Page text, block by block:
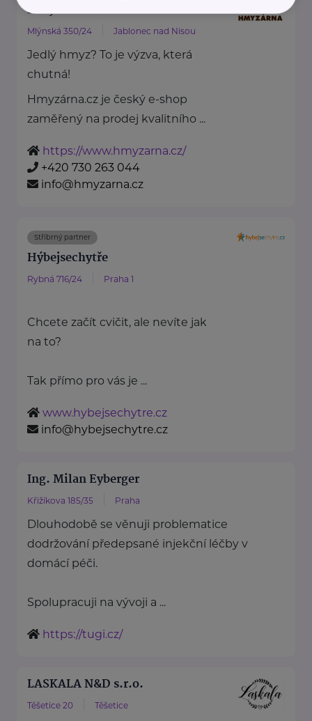
Hmyzárna.cz
Mlýnská 350/24 Jablonec nad Nisou
Jedlý hmyz? To je výzva, která
chutná!
Hmyzárna.cz je český e-shop
zaměřený na prodej kvalitního ...
https://www.hmyzarna.cz/
+420 730 263 044
info@hmyzarna.cz
Stříbrný partner
Hýbejsechytře
Rybná 716/24 Praha 1
Chcete začít cvičit, ale nevíte jak
na to?
Tak přímo pro vás je ...
www.hybejsechytre.cz
info@hybejsechytre.cz
Ing. Milan Eyberger
Křižíkova 185/35 Praha
Dlouhodobě se věnuji problematice
dodržování předepsané injekční léčby v
domácí péči.
Spolupracuji na vývoji a ...
https://tugi.cz/
LASKALA N&D s.r.o.
Těšetice 20 Těšetice